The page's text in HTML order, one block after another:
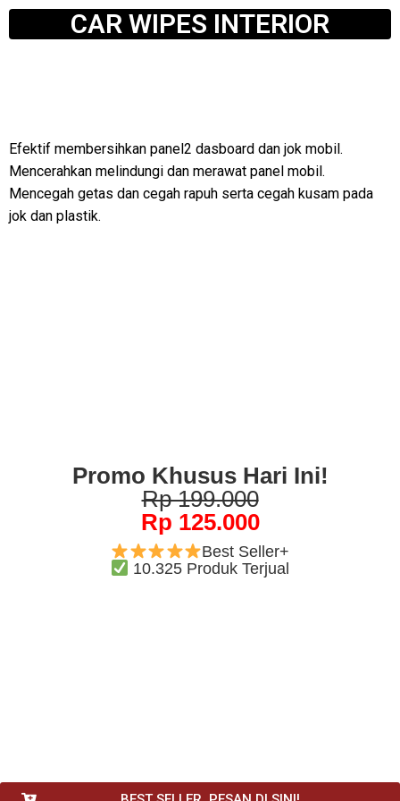
CAR WIPES INTERIOR
Efektif membersihkan panel2 dasboard dan jok mobil.
Mencerahkan melindungi dan merawat panel mobil.
Mencegah getas dan cegah rapuh serta cegah kusam pada
jok dan plastik.
Promo Khusus Hari Ini!
Rp 199.000
Rp 125.000
Best Seller+
10.325 Produk Terjual